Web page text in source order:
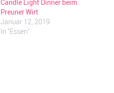
Candle Light Dinner beim
Preuner Wirt
Januar 12, 2019
In "Essen"